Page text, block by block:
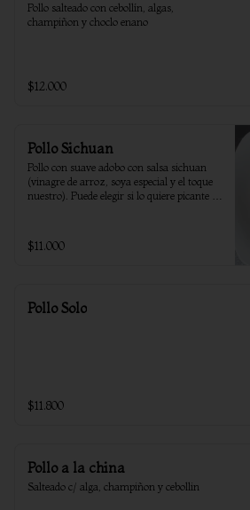
Pollo salteado con cebollín, algas,
champiñon y choclo enano
$12.000
Pollo Sichuan
Pollo con suave adobo con salsa sichuan
(vinagre de arroz, soya especial y el toque
nuestro). Puede elegir si lo quiere picante o
$11.000
Pollo Solo
$11.800
Pollo a la china
Salteado c/ alga, champiñon y cebollin